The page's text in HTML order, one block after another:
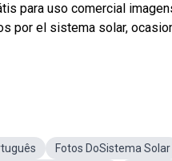
para uso comercial
por el sistema solar,
Fotos DoSistema Solar